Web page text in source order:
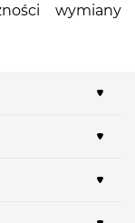
wymiany